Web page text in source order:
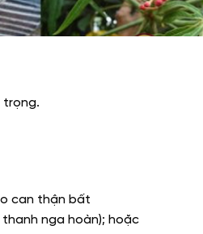
trọng.
can thận bất
nga hoàn); hoặc